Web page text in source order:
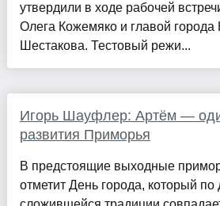
утвердили в ходе рабочей
Олега Кожемяко и главой города
Шестакова. Тестовый режи...
Игорь Шауфлер: Артём —
развития Приморья
В предстоящие выходные
отметит День города, который по